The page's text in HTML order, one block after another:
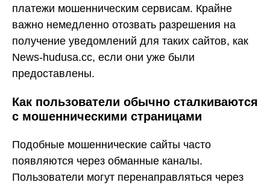
платежи мошенническим сервисам. Крайне
важно немедленно отозвать разрешения на
получение уведомлений для таких сайтов, как
News-hudusa.cc, если они уже были
предоставлены.
Как пользователи обычно сталкиваются
с мошенническими страницами
Подобные мошеннические сайты часто
появляются через обманные каналы.
Пользователи могут перенаправляться через